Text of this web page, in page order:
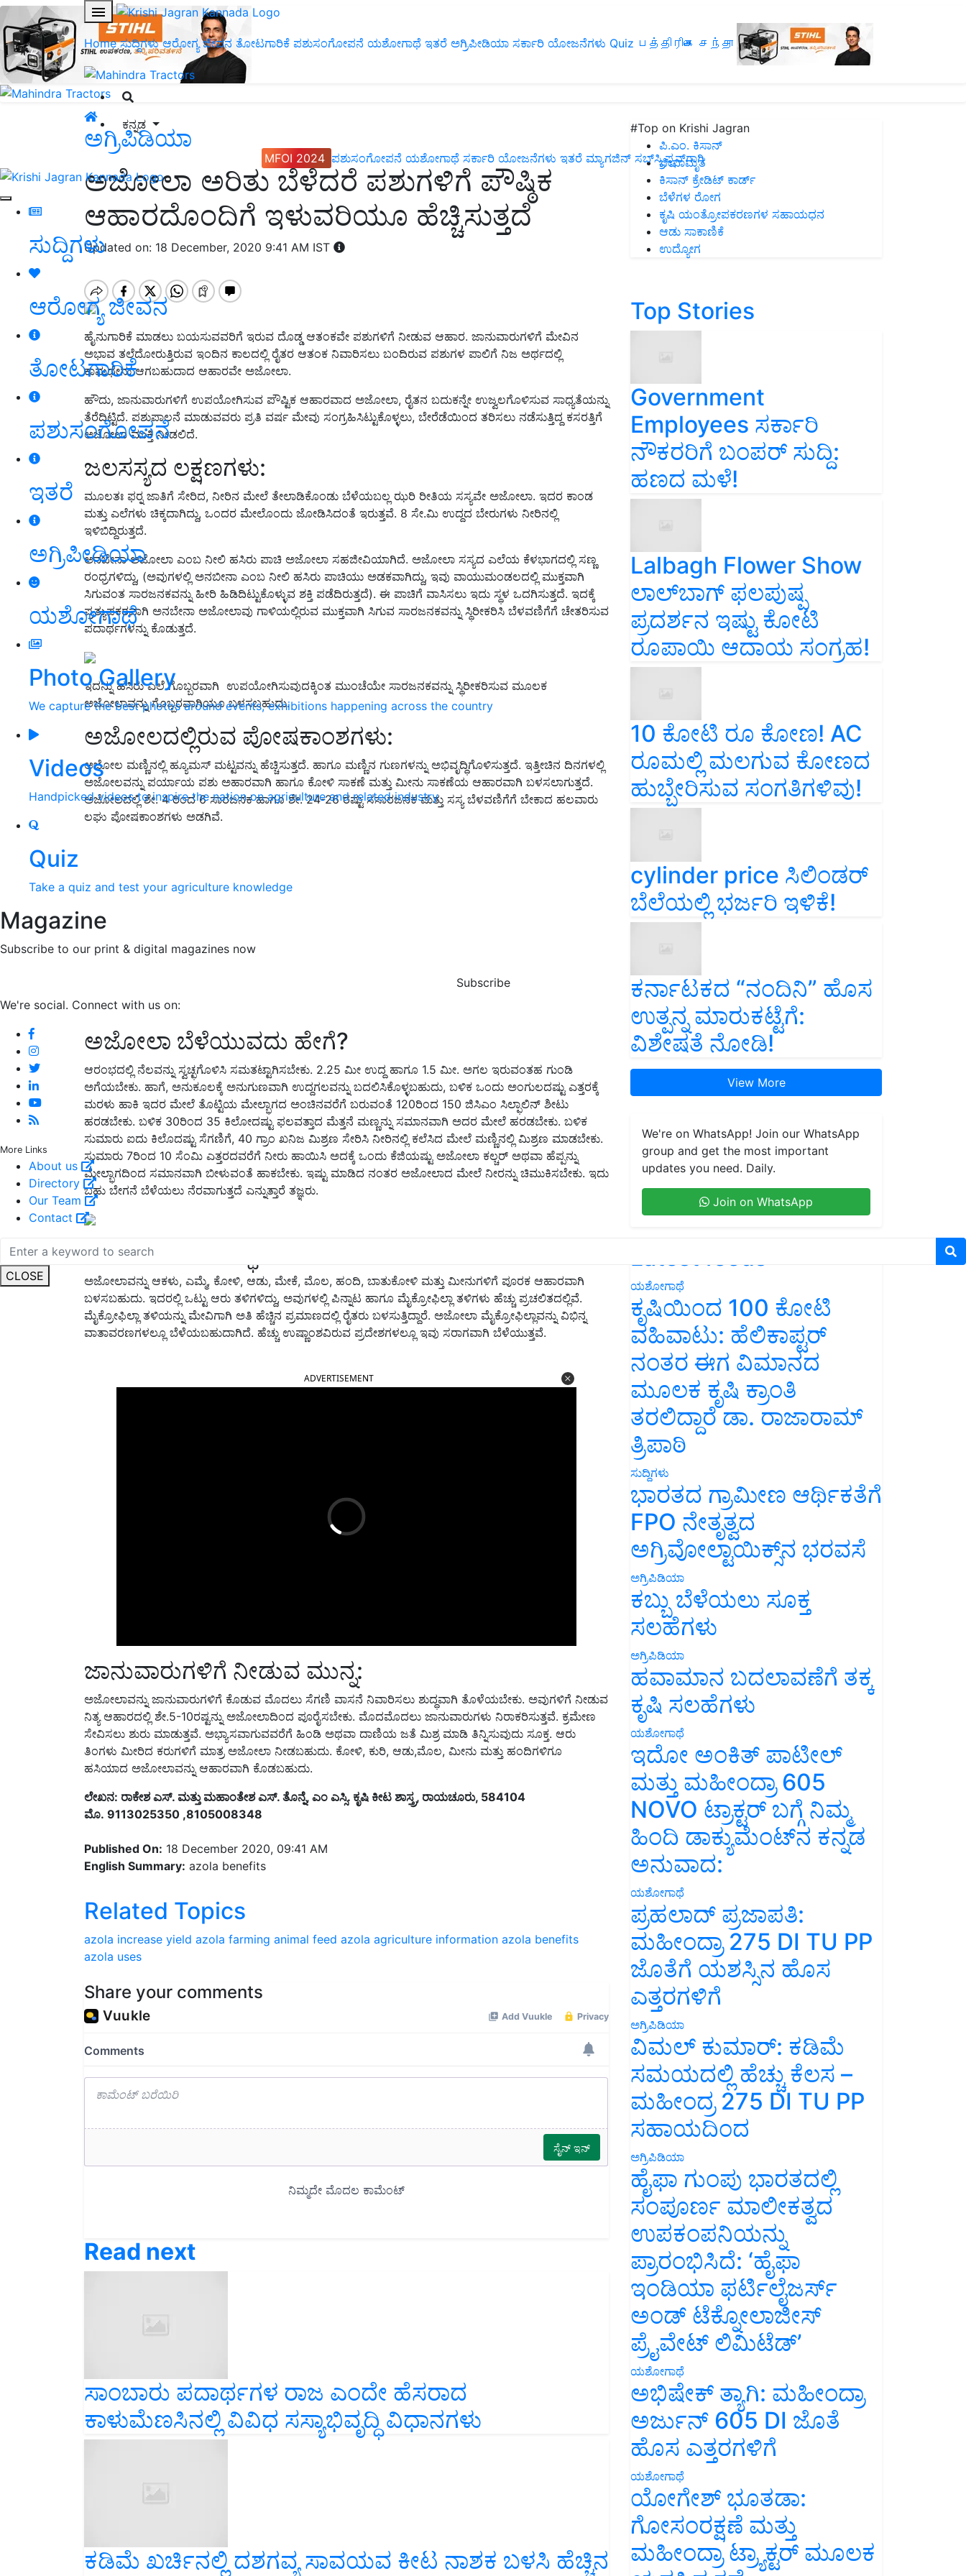
Home ಸುದ್ದಿಗಳು ಆರೋಗ್ಯ ಜೀವನ ತೋಟಗಾರಿಕೆ ಪಶುಸಂಗೋಪನೆ ಯಶೋಗಾಥೆ ಇತರೆ ಅಗ್ರಿಪೀಡಿಯಾ ಸರ್ಕಾರಿ ಯೋಜನೆಗಳು Quiz பத்திரிகை சந்தா
ಕನ್ನಡ
MFOI 2024 ಪಶುಸಂಗೋಪನೆ ಯಶೋಗಾಥೆ ಸರ್ಕಾರಿ ಯೋಜನೆಗಳು ಇತರೆ ಮ್ಯಾಗಜಿನ್‌ ಸಬ್‌ಸ್ಕ್ರಿಪ್ಷನ್‌ಗಾಗಿ
ಸುದ್ದಿಗಳು
ಆರೋಗ್ಯ ಜೀವನ
ತೋಟಗಾರಿಕೆ
ಪಶುಸಂಗೋಪನೆ
ಇತರೆ
ಅಗ್ರಿಪೀಡಿಯಾ
ಯಶೋಗಾಥೆ
Photo Gallery
We capture the best photos around events, exhibitions happening across the country
Videos
Handpicked videos to inspire the nation on agriculture and related industry
Quiz
Take a quiz and test your agriculture knowledge
Magazine
Subscribe to our print & digital magazines now
Subscribe
We're social. Connect with us on:
More Links
About us
Directory
Our Team
Contact
CLOSE
ಅಗ್ರಿಪಿಡಿಯಾ
ಅಜೋಲಾ ಅರಿತು ಬೆಳೆದರೆ ಪಶುಗಳಿಗೆ ಪೌಷ್ಠಿಕ
ಆಹಾರದೊಂದಿಗೆ ಇಳುವರಿಯೂ ಹೆಚ್ಚಿಸುತ್ತದೆ
Updated on: 18 December, 2020 9:41 AM IST
ಹೈನುಗಾರಿಕೆ ಮಾಡಲು ಬಯಸುವವರಿಗೆ ಇರುವ ದೊಡ್ಡ ಆತಂಕವೇ ಪಶುಗಳಿಗೆ ನೀಡುವ ಆಹಾರ. ಜಾನುವಾರುಗಳಿಗೆ ಮೇವಿನ
ಅಭಾವ ತಲೆದೋರುತ್ತಿರುವ ಇಂದಿನ ಕಾಲದಲ್ಲಿ ರೈತರ ಆತಂಕ ನಿವಾರಿಸಲು ಬಂದಿರುವ ಪಶುಗಳ ಪಾಲಿಗೆ ನಿಜ ಅರ್ಥದಲ್ಲಿ
ಕಾಮಧೇನು ಆಗಬಹುದಾದ ಆಹಾರವೇ ಅಜೋಲಾ.
ಹೌದು, ಜಾನುವಾರುಗಳಿಗೆ ಉಪಯೋಗಿಸುವ ಪೌಷ್ಟಿಕ ಆಹಾರವಾದ ಅಜೋಲಾ, ರೈತನ ಬದುಕನ್ನೇ ಉಜ್ವಲಗೊಳಿಸುವ ಸಾಧ್ಯತೆಯನ್ನು
ತೆರೆದಿಟ್ಟಿದೆ. ಪಶುಪಾಲನೆ ಮಾಡುವವರು ಪ್ರತಿ ವರ್ಷ ಮೇವು ಸಂಗ್ರಹಿಸಿಟ್ಟುಕೊಳ್ಳಲು, ಬೇರೆಡೆಯಿಂದ ತರಿಸಲು ನಡೆಸುತ್ತಿದ್ದ ಕಸರತ್ತಿಗೆ
ಅಜೋಲಾ ಮುಕ್ತಿ ನೀಡಲಿದೆ.
ಜಲಸಸ್ಯದ ಲಕ್ಷಣಗಳು:
ಮೂಲತಃ ಫರ‌್ನ ಜಾತಿಗೆ ಸೇರಿದ, ನೀರಿನ ಮೇಲೆ ತೇಲಾಡಿಕೊಂಡು ಬೆಳೆಯಬಲ್ಲ ಝರಿ ರೀತಿಯ ಸಸ್ಯವೇ ಅಜೋಲಾ. ಇದರ ಕಾಂಡ
ಮತ್ತು ಎಲೆಗಳು ಚಿಕ್ಕದಾಗಿದ್ದು, ಒಂದರ ಮೇಲೊಂದು ಜೋಡಿಸಿದಂತೆ ಇರುತ್ತವೆ. 8 ಸೇ.ಮಿ ಉದ್ದದ ಬೇರುಗಳು ನೀರಿನಲ್ಲಿ
ಇಳಿಬಿದ್ದಿರುತ್ತದೆ.
ಅನಬೇನಾ ಅಜೋಲಾ ಎಂಬ ನೀಲಿ ಹಸಿರು ಪಾಚಿ ಅಜೋಲಾ ಸಹಜೀವಿಯಾಗಿದೆ. ಅಜೋಲಾ ಸಸ್ಯದ ಎಲೆಯ ಕೆಳಭಾಗದಲ್ಲಿ ಸಣ್ಣ
ರಂಧ್ರಗಳಿದ್ದು, (ಅವುಗಳಲ್ಲಿ ಅನಬೀನಾ ಎಂಬ ನೀಲಿ ಹಸಿರು ಪಾಚಿಯು ಅಡಕವಾಗಿದ್ದು, ಇವು ವಾಯುಮಂಡಲದಲ್ಲಿ ಮುಕ್ತವಾಗಿ
ಸಿಗುವಂತ ಸಾರಜನಕವನ್ನು ಹೀರಿ ಹಿಡಿದಿಟ್ಟುಕೊಳ್ಳುವ ಶಕ್ತಿ ಪಡೆದಿರುತ್ತದೆ). ಈ ಪಾಚಿಗೆ ವಾಸಿಸಲು ಇದು ಸ್ಥಳ ಒದಗಿಸುತ್ತದೆ. ಇದಕ್ಕೆ
ಪ್ರತ್ಯುಪಕರವಾಗಿ ಅನಬೇನಾ ಅಜೋಲಾವು ಗಾಳಿಯಲ್ಲಿರುವ ಮುಕ್ತವಾಗಿ ಸಿಗುವ ಸಾರಜನಕವನ್ನು ಸ್ಥಿರೀಕರಿಸಿ ಬೆಳವಣಿಗೆಗೆ ಚೇತರಿಸುವ
ಪದಾರ್ಥಗಳನ್ನು ಕೊಡುತ್ತದೆ.
ಇದನ್ನು ಹಸಿರು ಎಲೆ ಗೊಬ್ಬರವಾಗಿ ಉಪಯೋಗಿಸುವುದಕ್ಕಿಂತ ಮುಂಚೆಯೇ ಸಾರಜನಕವನ್ನು ಸ್ಥಿರೀಕರಿಸುವ ಮೂಲಕ
ಅಜೋಲಾವನ್ನು ಗೊಬ್ಬರವಾಗಿಯೂ ಬಳಸಬಹುದು.
ಅಜೋಲದಲ್ಲಿರುವ ಪೋಷಕಾಂಶಗಳು:
ಅಜೋಲ ಮಣ್ಣಿನಲ್ಲಿ ಹ್ಯೂಮಸ್ ಮಟ್ಟವನ್ನು ಹೆಚ್ಚಿಸುತ್ತದೆ. ಹಾಗೂ ಮಣ್ಣಿನ ಗುಣಗಳನ್ನು ಅಭಿವೃದ್ಧಿಗೊಳಿಸುತ್ತದೆ. ಇತ್ತೀಚಿನ ದಿನಗಳಲ್ಲಿ
ಅಜೋಲವನ್ನು ಪರ್ಯಾಯ ಪಶು ಅಹಾರವಾಗಿ ಹಾಗೂ ಕೋಳಿ ಸಾಕಣೆ ಮತ್ತು ಮೀನು ಸಾಕಣೆಯ ಆಹಾರವಾಗಿ ಬಳಸಲಾಗುತ್ತದೆ.
ಅಜೋಲದಲ್ಲಿ ಶೇ. 4 ರಿಂದ 6 ಸಾರಜನಕ ಹಾಗೂ ಶೇ. 24-26 ರಷ್ಟು ಸಸಾರಜನಕ ಮತ್ತು ಸಸ್ಯ ಬೆಳವಣಿಗೆಗೆ ಬೇಕಾದ ಹಲವಾರು
ಲಘು ಪೋಷಕಾಂಶಗಳು ಅಡಗಿವೆ.
ಅಜೋಲಾ ಬೆಳೆಯುವದು ಹೇಗೆ?
ಆರಂಭದಲ್ಲಿ ನೆಲವನ್ನು ಸ್ವಚ್ಛಗೊಳಿಸಿ ಸಮತಟ್ಟಾಗಿಸಬೇಕು. 2.25 ಮೀ ಉದ್ದ ಹಾಗೂ 1.5 ಮೀ. ಅಗಲ ಇರುವಂತಹ ಗುಂಡಿ
ಅಗೆಯಬೇಕು. ಹಾಗೆ, ಅನುಕೂಲಕ್ಕೆ ಅನುಗುಣವಾಗಿ ಉದ್ದಗಲವನ್ನು ಬದಲಿಸಿಕೊಳ್ಳಬಹುದು, ಬಳಿಕ ಒಂದು ಅಂಗುಲದಷ್ಟು ಎತ್ತರಕ್ಕೆ
ಮರಳು ಹಾಕಿ ಇದರ ಮೇಲೆ ತೊಟ್ಟಿಯ ಮೇಲ್ಭಾಗದ ಅಂಚಿನವರೆಗೆ ಬರುವಂತೆ 120ರಿಂದ 150 ಜಿಸಿಎಂ ಸಿಲ್ಫಾಲಿನ್ ಶೀಟು
ಹರಡಬೇಕು. ಬಳಿಕ 30ರಿಂದ 35 ಕಿಲೋದಷ್ಟು ಫಲವತ್ತಾದ ಮೆತ್ತನೆ ಮಣ್ಣನ್ನು ಸಮಾನವಾಗಿ ಅದರ ಮೇಲೆ ಹರಡಬೇಕು. ಬಳಿಕ
ಸುಮಾರು ಐದು ಕಿಲೊದಷ್ಟು ಸೆಗಣಿಗೆ, 40 ಗ್ರಾಂ ಖನಿಜ ಮಿಶ್ರಣ ಸೇರಿಸಿ ನೀರಿನಲ್ಲಿ ಕಲೆಸಿದ ಮೇಲೆ ಮಣ್ಣಿನಲ್ಲಿ ಮಿಶ್ರಣ ಮಾಡಬೇಕು.
ಸುಮಾರು 7ರಿಂದ 10 ಸೆಂಮಿ ಎತ್ತರದವರೆಗೆ ನೀರು ಹಾಯಿಸಿ ಅದಕ್ಕೆ ಒಂದು ಕೆಜಿಯಷ್ಟು ಅಜೋಲಾ ಕಲ್ಚರ್ ಅಥವಾ ಹೆಪ್ಪನ್ನು
ಮೇಲ್ಭಾಗದಿಂದ ಸಮಾನವಾಗಿ ಬೀಳುವಂತೆ ಹಾಕಬೇಕು. ಇಷ್ಟು ಮಾಡಿದ ನಂತರ ಅಜೋಲಾದ ಮೇಲೆ ನೀರನ್ನು ಚಿಮುಕಿಸಬೇಕು. ಇದು
ಬಹು ಬೇಗನೆ ಬೆಳೆಯಲು ನೆರವಾಗುತ್ತದೆ ಎನ್ನುತ್ತಾರೆ ತಜ್ಞರು.
ಪೂರಕ ಆಹಾರದ ಸ್ಥಾನ:
ಅಜೋಲಾವನ್ನು ಆಕಳು, ಎಮ್ಮೆ, ಕೋಳಿ, ಆಡು, ಮೇಕೆ, ಮೊಲ, ಹಂದಿ, ಬಾತುಕೋಳಿ ಮತ್ತು ಮೀನುಗಳಿಗೆ ಪೂರಕ ಆಹಾರವಾಗಿ
ಬಳಸಬಹುದು. ಇದರಲ್ಲಿ ಒಟ್ಟು ಆರು ತಳಿಗಳಿದ್ದು, ಅವುಗಳಲ್ಲಿ ಪಿನ್ನಾಟ ಹಾಗೂ ಮೈಕ್ರೋಫಿಲ್ಲಾ ತಳಿಗಳು ಹೆಚ್ಚು ಪ್ರಚಲಿತದಲ್ಲಿವೆ.
ಮೈಕ್ರೋಫಿಲ್ಲಾ ತಳಿಯನ್ನು ಮೇವಿಗಾಗಿ ಅತಿ ಹೆಚ್ಚಿನ ಪ್ರಮಾಣದಲ್ಲಿ ರೈತರು ಬಳಸುತ್ತಿದ್ದಾರೆ. ಅಜೋಲಾ ಮೈಕ್ರೋಫಿಲ್ಲಾವನ್ನು ವಿಭಿನ್ನ
ವಾತಾವರಣಗಳಲ್ಲೂ ಬೆಳೆಯಬಹುದಾಗಿದೆ. ಹೆಚ್ಚು ಉಷ್ಣಾಂಶವಿರುವ ಪ್ರದೇಶಗಳಲ್ಲೂ ಇವು ಸರಾಗವಾಗಿ ಬೆಳೆಯುತ್ತವೆ.
ಜಾನುವಾರುಗಳಿಗೆ ನೀಡುವ ಮುನ್ನ:
ಅಜೋಲಾವನ್ನು ಜಾನುವಾರುಗಳಿಗೆ ಕೊಡುವ ಮೊದಲು ಸೆಗಣಿ ವಾಸನೆ ನಿವಾರಿಸಲು ಶುದ್ಧವಾಗಿ ತೊಳೆಯಬೇಕು. ಅವುಗಳಿಗೆ ನೀಡುವ
ನಿತ್ಯ ಆಹಾರದಲ್ಲಿ ಶೇ.5-10ರಷ್ಟನ್ನು ಅಜೋಲಾದಿಂದ ಪೂರೈಸಬೇಕು. ಮೊದಮೊದಲು ಜಾನುವಾರುಗಳು ನಿರಾಕರಿಸುತ್ತವೆ. ಕ್ರಮೇಣ
ಸೇವಿಸಲು ಶುರು ಮಾಡುತ್ತವೆ. ಅಭ್ಯಾಸವಾಗುವವರೆಗೆ ಹಿಂಡಿ ಅಥವಾ ದಾಣಿಯ ಜತೆ ಮಿಶ್ರ ಮಾಡಿ ತಿನ್ನಿಸುವುದು ಸೂಕ್ತ. ಆರು
ತಿಂಗಳು ಮೀರಿದ ಕರುಗಳಿಗೆ ಮಾತ್ರ ಅಜೋಲಾ ನೀಡಬಹುದು. ಕೋಳಿ, ಕುರಿ, ಆಡು,ಮೊಲ, ಮೀನು ಮತ್ತು ಹಂದಿಗಳಿಗೂ
ಹಸಿಯಾದ ಅಜೋಲಾವನ್ನು ಆಹಾರವಾಗಿ ಕೊಡಬಹುದು.
ಲೇಖನ: ರಾಕೇಶ ಎಸ್. ಮತ್ತು ಮಹಾಂತೇಶ ಎಸ್. ತೊನ್ನೆ, ಎಂ ಎಸ್ಸಿ. ಕೃಷಿ ಕೀಟ ಶಾಸ್ತ್ರ, ರಾಯಚೂರು, 584104
ಮೊ. 9113025350 ,8105008348
English Summary:azola benefits
azola increase yield azola farming
azola uses
ಸಾಂಬಾರು ಪದಾರ್ಥಗಳ ರಾಜ ಎಂದೇ ಹೆಸರಾದ
ಕಾಳುಮೆಣಸಿನಲ್ಲಿ ವಿವಿಧ ಸಸ್ಯಾಭಿವೃದ್ಧಿ ವಿಧಾನಗಳು
ಕಡಿಮೆ ಖರ್ಚಿನಲ್ಲಿ ದಶಗವ್ಯ ಸಾವಯವ ಕೀಟ ನಾಶಕ ಬಳಸಿ ಹೆಚ್ಚಿನ
ಇಳುವರಿ ಪಡೆಯಿರಿ
#Top on Krishi Jagran
ಪಿ.ಎಂ. ಕಿಸಾನ್
ಜೀವಾಮೃತ
ಕಿಸಾನ್ ಕ್ರೇಡಿಟ್ ಕಾರ್ಡ್
ಬೆಳೆಗಳ ರೋಗ
ಕೃಷಿ ಯಂತ್ರೋಪಕರಣಗಳ ಸಹಾಯಧನ
ಆಡು ಸಾಕಾಣಿಕೆ
ಉದ್ಯೋಗ
Top Stories
Government
Employees ಸರ್ಕಾರಿ
ನೌಕರರಿಗೆ ಬಂಪರ್‌ ಸುದ್ದಿ:
ಹಣದ ಮಳೆ!
Lalbagh Flower Show
ಲಾಲ್‌ಬಾಗ್ ಫಲಪುಷ್ಪ
ಪ್ರದರ್ಶನ ಇಷ್ಟು ಕೋಟಿ
ರೂಪಾಯಿ ಆದಾಯ ಸಂಗ್ರಹ!
10 ಕೋಟಿ ರೂ ಕೋಣ! AC
ರೂಮಲ್ಲಿ ಮಲಗುವ ಕೋಣದ
ಹುಬ್ಬೇರಿಸುವ ಸಂಗತಿಗಳಿವು!
cylinder price ಸಿಲಿಂಡರ್‌
ಬೆಲೆಯಲ್ಲಿ ಭರ್ಜರಿ ಇಳಿಕೆ!
ಕರ್ನಾಟಕದ “ನಂದಿನಿ” ಹೊಸ
ಉತ್ಪನ್ನ ಮಾರುಕಟ್ಟೆಗೆ:
ವಿಶೇಷತೆ ನೋಡಿ!
View More
We're on WhatsApp! Join our WhatsApp
group and get the most important
updates you need. Daily.
Join on WhatsApp
Latest feeds
ಯಶೋಗಾಥೆ
ಕೃಷಿಯಿಂದ 100 ಕೋಟಿ
ವಹಿವಾಟು: ಹೆಲಿಕಾಪ್ಟರ್
ನಂತರ ಈಗ ವಿಮಾನದ
ಮೂಲಕ ಕೃಷಿ ಕ್ರಾಂತಿ
ತರಲಿದ್ದಾರೆ ಡಾ. ರಾಜಾರಾಮ್
ತ್ರಿಪಾಠಿ
ಸುದ್ದಿಗಳು
ಭಾರತದ ಗ್ರಾಮೀಣ ಆರ್ಥಿಕತೆಗೆ
FPO ನೇತೃತ್ವದ
ಅಗ್ರಿವೋಲ್ಟಾಯಿಕ್ಸ್‌ನ ಭರವಸೆ
ಅಗ್ರಿಪಿಡಿಯಾ
ಕಬ್ಬು ಬೆಳೆಯಲು ಸೂಕ್ತ
ಸಲಹೆಗಳು
ಅಗ್ರಿಪಿಡಿಯಾ
ಹವಾಮಾನ ಬದಲಾವಣೆಗೆ ತಕ್ಕ
ಕೃಷಿ ಸಲಹೆಗಳು
ಯಶೋಗಾಥೆ
ಇದೋ ಅಂಕಿತ್ ಪಾಟೀಲ್
ಮತ್ತು ಮಹೀಂದ್ರಾ 605
NOVO ಟ್ರಾಕ್ಟರ್ ಬಗ್ಗೆ ನಿಮ್ಮ
ಹಿಂದಿ ಡಾಕ್ಯುಮೆಂಟ್‌ನ ಕನ್ನಡ
ಅನುವಾದ:
ಯಶೋಗಾಥೆ
ಪ್ರಹಲಾದ್ ಪ್ರಜಾಪತಿ:
ಮಹೀಂದ್ರಾ 275 DI TU PP
ಜೊತೆಗೆ ಯಶಸ್ಸಿನ ಹೊಸ
ಎತ್ತರಗಳಿಗೆ
ಅಗ್ರಿಪಿಡಿಯಾ
ವಿಮಲ್ ಕುಮಾರ್: ಕಡಿಮೆ
ಸಮಯದಲ್ಲಿ ಹೆಚ್ಚು ಕೆಲಸ –
ಮಹೀಂದ್ರ 275 DI TU PP
ಸಹಾಯದಿಂದ
ಅಗ್ರಿಪಿಡಿಯಾ
ಹೈಫಾ ಗುಂಪು ಭಾರತದಲ್ಲಿ
ಸಂಪೂರ್ಣ ಮಾಲೀಕತ್ವದ
ಉಪಕಂಪನಿಯನ್ನು
ಪ್ರಾರಂಭಿಸಿದೆ: ‘ಹೈಫಾ
ಇಂಡಿಯಾ ಫರ್ಟಿಲೈಜರ್ಸ್
ಅಂಡ್ ಟೆಕ್ನೋಲಾಜೀಸ್
ಪ್ರೈವೇಟ್ ಲಿಮಿಟೆಡ್’
ಯಶೋಗಾಥೆ
ಅಭಿಷೇಕ್ ತ್ಯಾಗಿ: ಮಹೀಂದ್ರಾ
ಅರ್ಜುನ್ 605 DI ಜೊತೆ
ಹೊಸ ಎತ್ತರಗಳಿಗೆ
ಯಶೋಗಾಥೆ
ಯೋಗೇಶ್ ಭೂತಡಾ:
ಗೋಸಂರಕ್ಷಣೆ ಮತ್ತು
ಮಹೀಂದ್ರಾ ಟ್ರ್ಯಾಕ್ಟರ್ ಮೂಲಕ